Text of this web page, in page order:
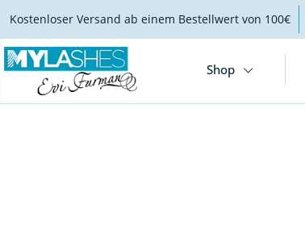
Kostenloser Versand ab einem Bestellwert von 100€
Shop